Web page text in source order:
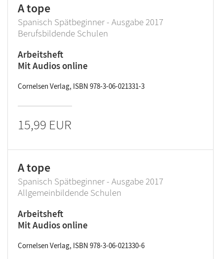
A tope
Spanisch Spätbeginner - Ausgabe 2017
Berufsbildende Schulen
Arbeitsheft
Mit Audios online
Cornelsen Verlag, ISBN 978-3-06-021331-3
15,99 EUR
A tope
Spanisch Spätbeginner - Ausgabe 2017
Allgemeinbildende Schulen
Arbeitsheft
Mit Audios online
Cornelsen Verlag, ISBN 978-3-06-021330-6